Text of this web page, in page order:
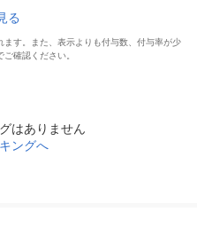
る
す。また、表示よりも付与数、付与率が少
確認ください。
はありません
ングへ